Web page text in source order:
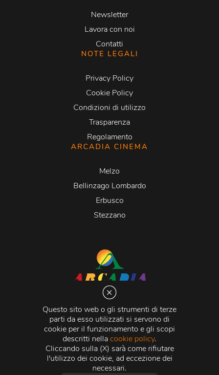
Questo sito web o gli strumenti di terze
parti da esso utilizzati si servono di
cookie per il funzionamento e gli scopi
descritti nellacookie policy.
Cliccando sulla (X) sarà come rifiutare
l'utilizzo dei cookie, ad eccezione dei
necessari.
Newsletter
Lavora con noi
Contatti
NOTE LEGALI
Privacy Policy
Cookie Policy
Condizioni di utilizzo
Trasparenza
Regolamento
ARCADIA CINEMA
Melzo
Bellinzago Lombardo
Erbusco
Stezzano
Via Martiri della Libertà 20066 Melzo (MI)
C.C.I.A.A. - R.E.A di Milano n. 1427910
Registro delle Imprese di Milano n. 338392 -
Fiscale e Partita Iva11015840157 | Capitale Sociale
500.000,00 i.v.
Credits:Crea Informatica S.r.l. 2026 © Tutti i diritti
riservati.